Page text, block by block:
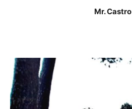
Mr. Castro